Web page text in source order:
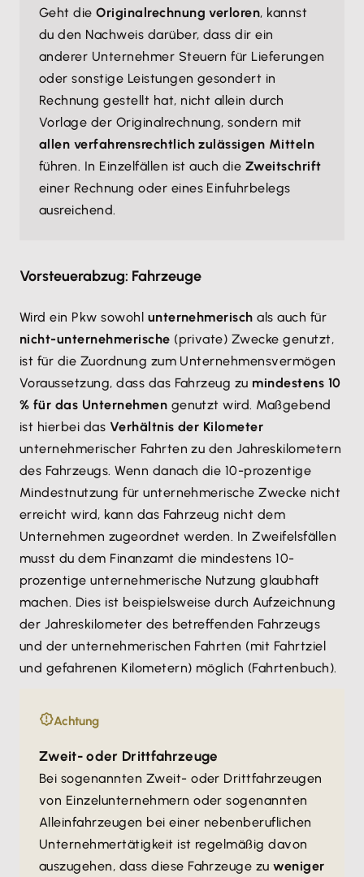
Geht dieOriginalrechnung verloren, kannst
du den Nachweis darüber, dass dir ein
anderer Unternehmer Steuern für Lieferungen
oder sonstige Leistungen gesondert in
Rechnung gestellt hat, nicht allein durch
Vorlage der Originalrechnung, sondern mit
allen verfahrensrechtlich zulässigen Mitteln
führen. In Einzelfällen ist auch die Zweitschrift
einer Rechnung oder eines Einfuhrbelegs
ausreichend.
Vorsteuerabzug: Fahrzeuge
Wird ein Pkw sowohl unternehmerisch als auch für
nicht-unternehmerische (private) Zwecke genutzt,
ist für die Zuordnung zum Unternehmensvermögen
Voraussetzung, dass das Fahrzeug zu mindestens 10
% für das Unternehmen genutzt wird. Maßgebend
ist hierbei das Verhältnis der Kilometer
unternehmerischer Fahrten zu den Jahreskilometern
des Fahrzeugs. Wenn danach die 10-prozentige
Mindestnutzung für unternehmerische Zwecke nicht
erreicht wird, kann das Fahrzeug nicht dem
Unternehmen zugeordnet werden. In Zweifelsfällen
musst du dem Finanzamt die mindestens 10-
prozentige unternehmerische Nutzung glaubhaft
machen. Dies ist beispielsweise durch Aufzeichnung
der Jahreskilometer des betreffenden Fahrzeugs
und der unternehmerischen Fahrten (mit Fahrtziel
und gefahrenen Kilometern) möglich (Fahrtenbuch).
Achtung
Zweit- oder Drittfahrzeuge
Bei sogenannten Zweit- oder Drittfahrzeugen
von Einzelunternehmern oder sogenannten
Alleinfahrzeugen bei einer nebenberuflichen
Unternehmertätigkeit ist regelmäßig davon
auszugehen, dass diese Fahrzeuge zuweniger